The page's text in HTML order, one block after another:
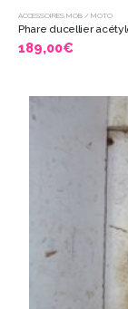
ACCESSOIRES MOB / MOTO
Phare ducellier
189,00€